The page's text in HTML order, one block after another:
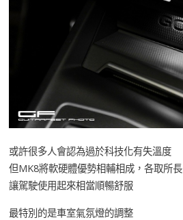
或許很多人會認為過於科技化有失溫度
但MK8將軟硬體優勢相輔相成，各取所長
讓駕駛使用起來相當順暢舒服
最特別的是車室氣氛燈的調整